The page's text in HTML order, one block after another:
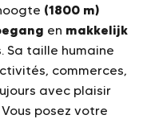
(1800 m)
en makkelijk
Sa taille humaine
commerces,
avec plaisir
posez votre